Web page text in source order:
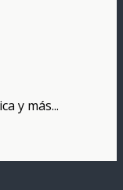
y más...